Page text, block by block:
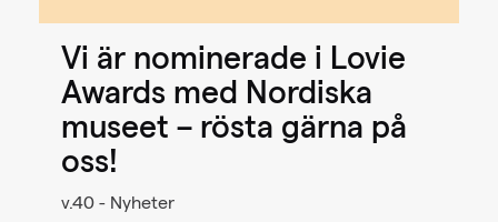
Vi är nominerade i Lovie
Awards med Nordiska
museet – rösta gärna på
oss!
v.40 - Nyheter